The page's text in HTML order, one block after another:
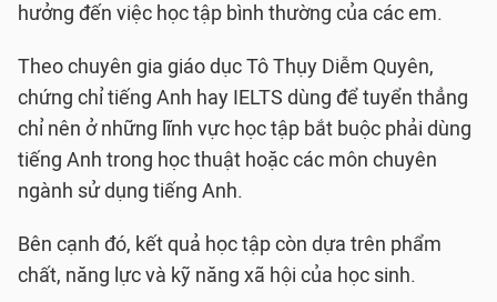
hưởng đến việc học tập bình thường của các em.
Theo chuyên gia giáo dục Tô Thụy Diễm Quyên,
chứng chỉ tiếng Anh hay IELTS dùng để tuyển thẳng
chỉ nên ở những lĩnh vực học tập bắt buộc phải dùng
tiếng Anh trong học thuật hoặc các môn chuyên
ngành sử dụng tiếng Anh.
Bên cạnh đó, kết quả học tập còn dựa trên phẩm
chất, năng lực và kỹ năng xã hội của học sinh.